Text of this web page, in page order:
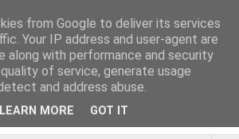
from Google to deliver its services
Your IP address and user-agent are
along with performance and security
of service, generate usage
and address abuse.
LEARN MORE GOT IT